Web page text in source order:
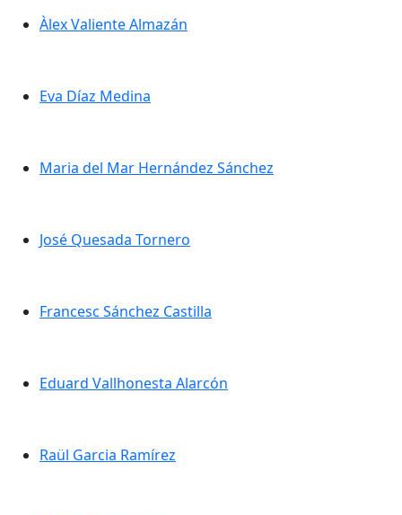
Àlex Valiente Almazán
Àlex Valiente Almazán
Eva Díaz Medina
Eva Díaz Medina
Maria del Mar Hernández Sánchez
Maria del Mar Hernández Sánchez
José Quesada Tornero
José Quesada Tornero
Francesc Sánchez Castilla
Francesc Sánchez Castilla
Eduard Vallhonesta Alarcón
Eduard Vallhonesta Alarcón
Raül Garcia Ramírez
Raül Garcia Ramírez